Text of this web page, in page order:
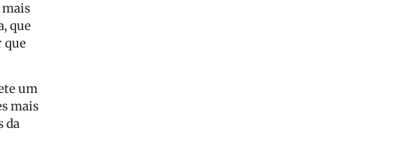
mais
que
que
um
mais
da